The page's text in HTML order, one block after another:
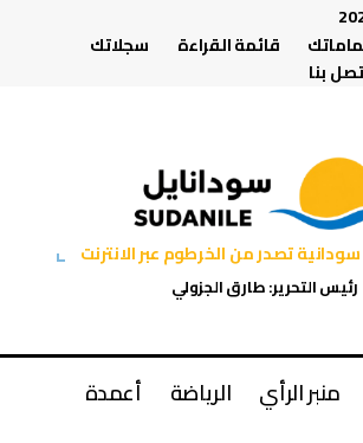
قائمة القراءة
سجلاتك
بنا
تصدر من الخرطوم عبر الانترنت
رئيس التحرير: طارق الجزولي
منبر الرأي الرياضة
أعمدة